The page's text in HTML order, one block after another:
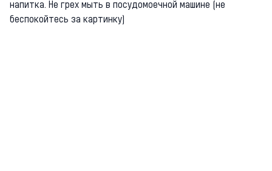
напитка. Не грех мыть в посудомоечной машине (не
беспокойтесь за картинку)